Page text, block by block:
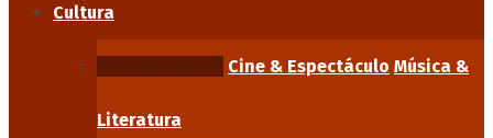
Cultura
Cine & Espectáculo Música &
Literatura